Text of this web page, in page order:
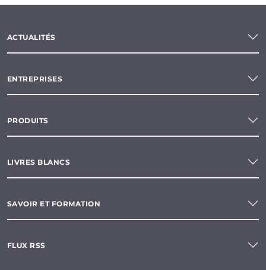
ACTUALITÉS
ENTREPRISES
PRODUITS
LIVRES BLANCS
SAVOIR ET FORMATION
FLUX RSS